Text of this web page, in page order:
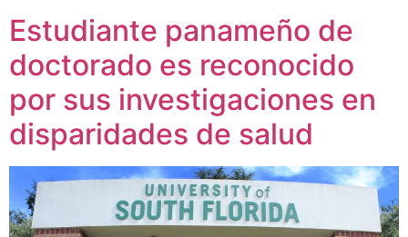
Estudiante panameño de
doctorado es reconocido
por sus investigaciones en
disparidades de salud